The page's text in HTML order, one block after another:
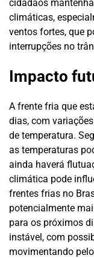
cidadãos
climáticas,
ventos fortes, que
interrupções no
Impacto
A frente fria que
dias, com
de temperatura.
as temperaturas
ainda haverá
climática pode
frentes frias no
potencialmente
para os próximos
instável, com
movimentando